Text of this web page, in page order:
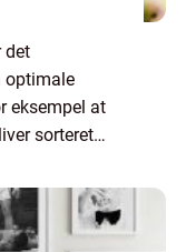
det
optimale
eksempel at
sorteret
gør...